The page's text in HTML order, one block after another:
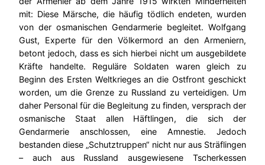
mit: Diese Märsche, die häufig tödlich endeten, wurden
von der osmanischen Gendarmerie begleitet. Wolfgang
Gust, Experte für den Völkermord an den Armeniern,
betont jedoch, dass es sich hierbei nicht um ausgebildete
Kräfte handelte. Reguläre Soldaten waren gleich zu
Beginn des Ersten Weltkrieges an die Ostfront geschickt
worden, um die Grenze zu Russland zu verteidigen. Um
daher Personal für die Begleitung zu finden, versprach der
osmanische Staat allen Häftlingen, die sich der
Gendarmerie anschlossen, eine Amnestie. Jedoch
bestanden diese „Schutztruppen“ nicht nur aus Sträflingen
– auch aus Russland ausgewiesene Tscherkessen